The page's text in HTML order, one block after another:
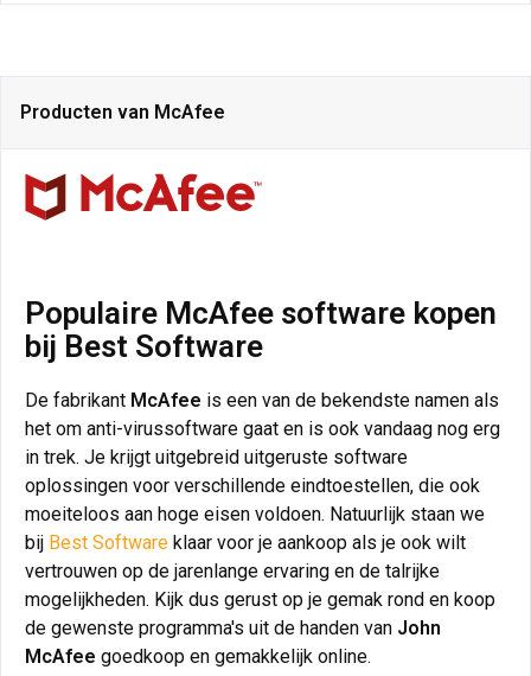
Producten van McAfee
Populaire McAfee software kopen
bij Best Software
De fabrikant McAfee is een van de bekendste namen als
het om anti-virussoftware gaat en is ook vandaag nog erg
in trek. Je krijgt uitgebreid uitgeruste software
oplossingen voor verschillende eindtoestellen, die ook
moeiteloos aan hoge eisen voldoen. Natuurlijk staan we
bij Best Software klaar voor je aankoop als je ook wilt
vertrouwen op de jarenlange ervaring en de talrijke
mogelijkheden. Kijk dus gerust op je gemak rond en koop
de gewenste programma's uit de handen van John
McAfee goedkoop en gemakkelijk online.